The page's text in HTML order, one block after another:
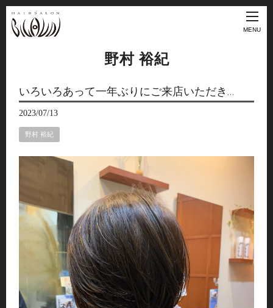
MENU
野村 裕紀
いろいろあって一年ぶりにご来店いただき…
2023/07/13
野村 裕紀